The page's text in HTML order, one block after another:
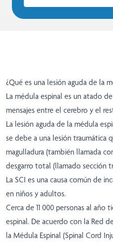
¿Qué es una lesión aguda de la
La médula espinal es un atado
mensajes entre el cerebro y el
La lesión aguda de la médula
se debe a una lesión traumática
magulladura (también llamada
desgarro total (llamado sección
La SCI es una causa común de
en niños y adultos.
Cerca de 11 000 personas al año
espinal. De acuerdo con la Red
la Médula Espinal (Spinal Cord